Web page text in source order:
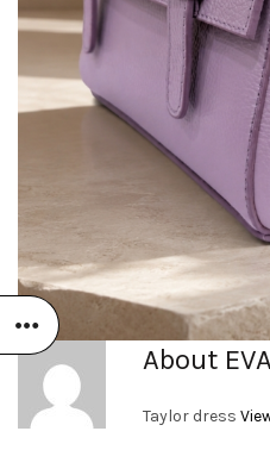
About
Taylor dress